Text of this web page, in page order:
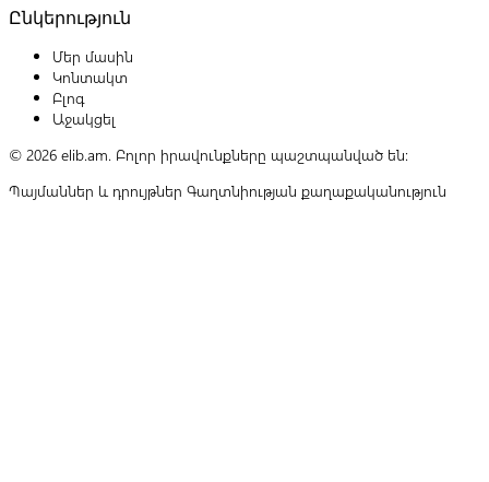
Ընկերություն
Մեր մասին
Կոնտակտ
Բլոգ
Աջակցել
© 2026 elib.am. Բոլոր իրավունքները պաշտպանված են:
Պայմաններ և դրույթներ Գաղտնիության քաղաքականություն